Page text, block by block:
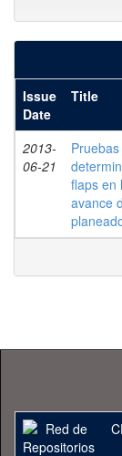
Issue
Date
Title
2013-
06-21
flaps en
avance